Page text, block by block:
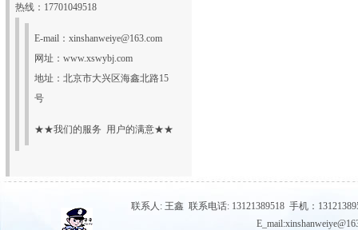
热线：17701049518
E-mail： xinshanweiye@163.com
网址： www.xswybj.com
地址：北京市大兴区海鑫北路15
号
★★我们的服务 用户的满意★★
联系人: 王鑫 联系电话: 13121389518 手机：